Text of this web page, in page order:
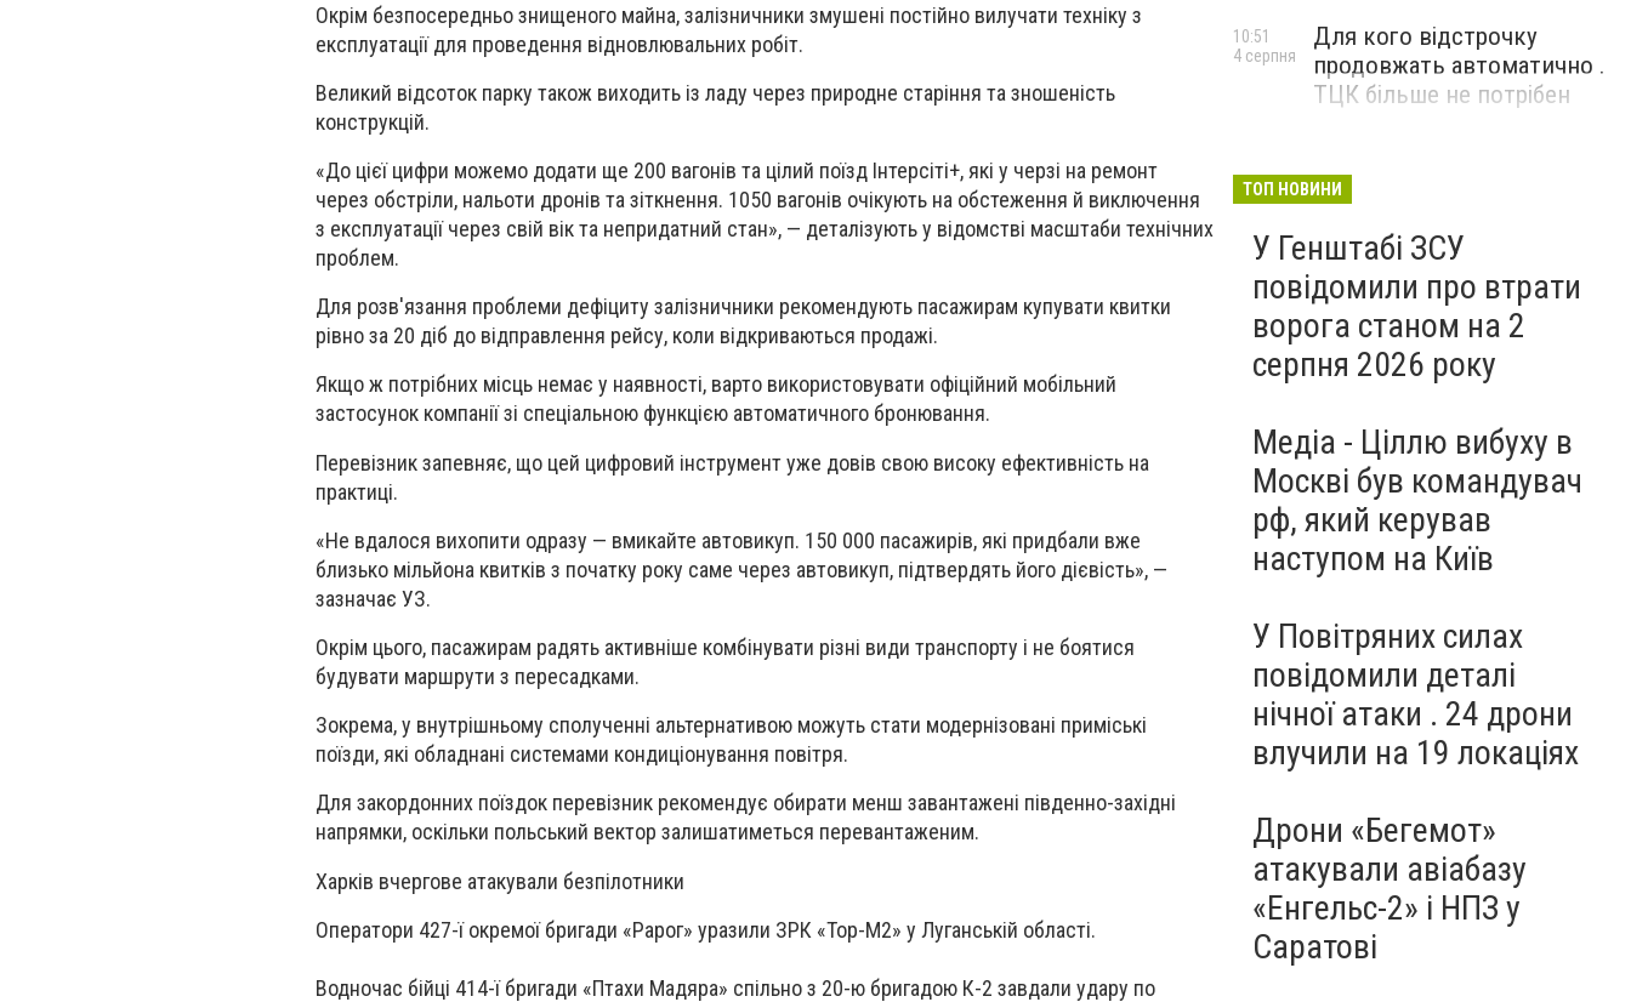
Окрім безпосередньо знищеного майна, залізничники змушені постійно вилучати техніку з
експлуатації для проведення відновлювальних робіт.
Великий відсоток парку також виходить із ладу через природне старіння та зношеність
конструкцій.
«До цієї цифри можемо додати ще 200 вагонів та цілий поїзд Інтерсіті+, які у черзі на ремонт
через обстріли, нальоти дронів та зіткнення. 1050 вагонів очікують на обстеження й виключення
з експлуатації через свій вік та непридатний стан», — деталізують у відомстві масштаби технічних
проблем.
Для розв'язання проблеми дефіциту залізничники рекомендують пасажирам купувати квитки
рівно за 20 діб до відправлення рейсу, коли відкриваються продажі.
Якщо ж потрібних місць немає у наявності, варто використовувати офіційний мобільний
застосунок компанії зі спеціальною функцією автоматичного бронювання.
Перевізник запевняє, що цей цифровий інструмент уже довів свою високу ефективність на
практиці.
«Не вдалося вихопити одразу — вмикайте автовикуп. 150 000 пасажирів, які придбали вже
близько мільйона квитків з початку року саме через автовикуп, підтвердять його дієвість», —
зазначає УЗ.
Окрім цього, пасажирам радять активніше комбінувати різні види транспорту і не боятися
будувати маршрути з пересадками.
Зокрема, у внутрішньому сполученні альтернативою можуть стати модернізовані приміські
поїзди, які обладнані системами кондиціонування повітря.
Для закордонних поїздок перевізник рекомендує обирати менш завантажені південно-західні
напрямки, оскільки польський вектор залишатиметься перевантаженим.
Харків вчергове атакували безпілотники
Оператори 427-ї окремої бригади «Рарог» уразили ЗРК «Тор-М2» у Луганській області.
Водночас бійці 414-ї бригади «Птахи Мадяра» спільно з 20-ю бригадою К-2 завдали удару по
Для кого відстрочку
продовжать автоматично .
ТЦК більше не потрібен
10:51
4 серпня
ТОП НОВИНИ
У Генштабі ЗСУ
повідомили про втрати
ворога станом на 2
серпня 2026 року
Медіа - Ціллю вибуху в
Москві був командувач
рф, який керував
наступом на Київ
У Повітряних силах
повідомили деталі
нічної атаки . 24 дрони
влучили на 19 локаціях
Дрони «Бегемот»
атакували авіабазу
«Енгельс-2» і НПЗ у
Саратові